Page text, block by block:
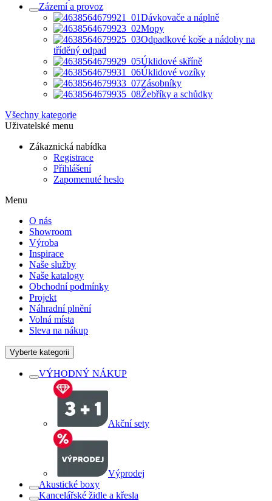
Zázemí a provoz
Dávkovače a náplně
Mopy
Odpadkové koše a nádoby na
tříděný odpad
Úklidové skříně
Úklidové vozíky
Zásobníky
Žebříky a schůdky
Všechny kategorie
Uživatelské menu
Zákaznická nabídka
Registrace
Přihlášení
Zapomenuté heslo
Menu
O nás
Showroom
Výroba
Inspirace
Naše služby
Naše katalogy
Obchodní podmínky
Projekt
Náhradní plnění
Volná místa
Sleva na nákup
Vyberte kategorii
VÝHODNÝ NÁKUP
Akční sety
Výprodej
Akustické boxy
Kancelářské židle a křesla